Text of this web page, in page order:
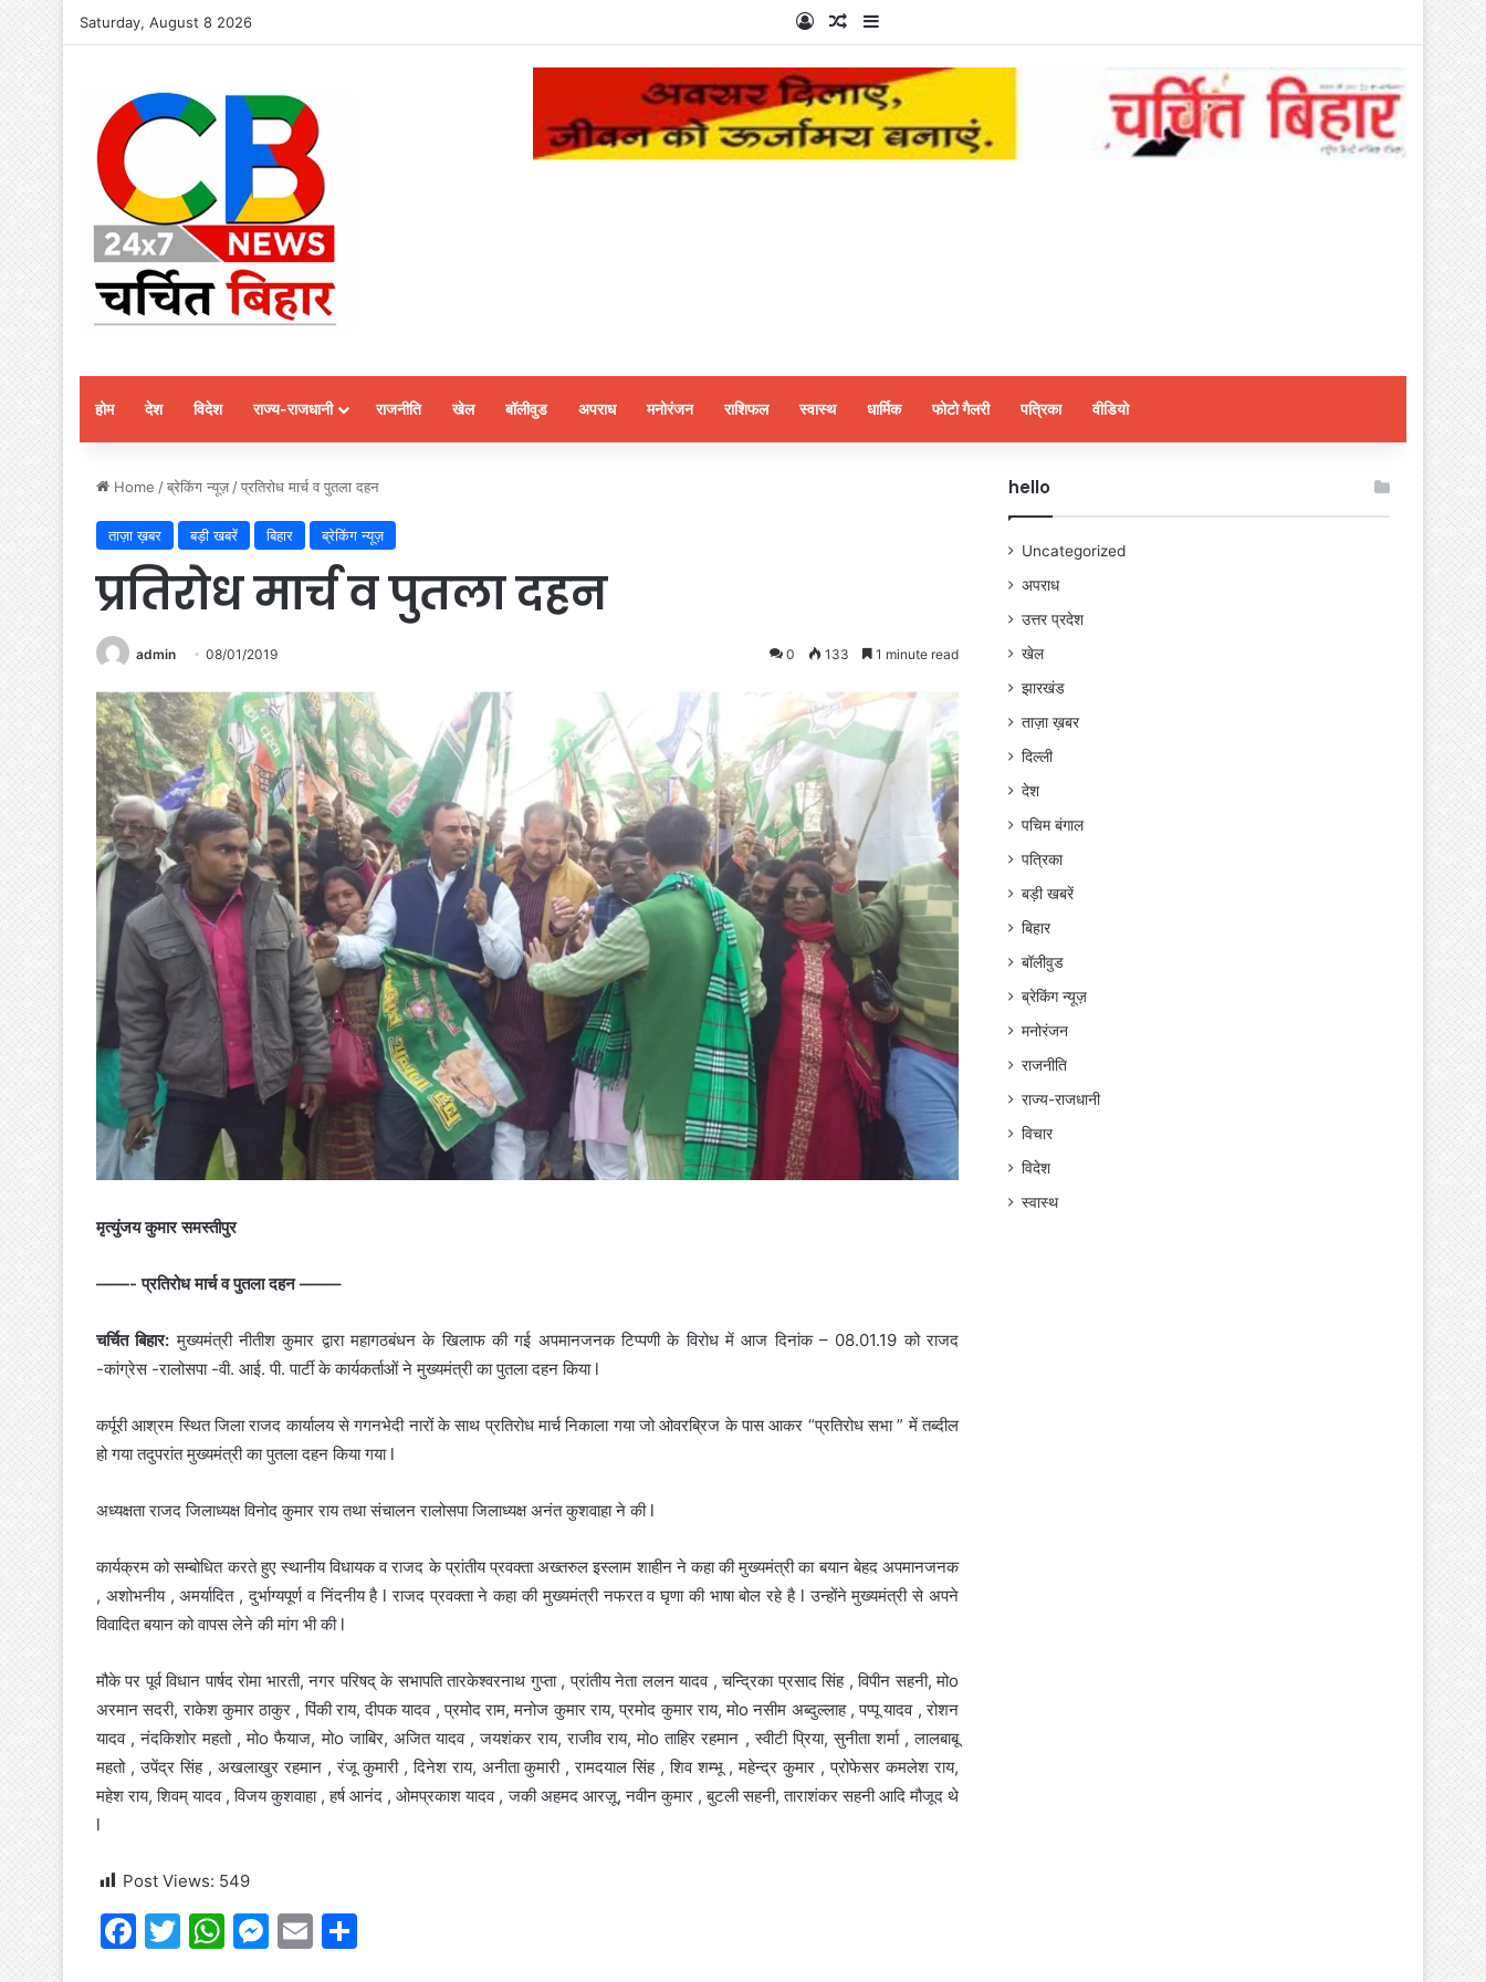
Saturday, August 8 2026 Log InRandom Article
Sidebar
होम देश विदेश राज्य-राजधानी राजनीति खेल बॉलीवुड अपराध मनोरंजन राशिफल स्वास्थ धार्मिक फोटो गैलरी पत्रिका वीडियो
Home /ब्रेकिंग न्यूज़ /प्रतिरोध मार्च व पुतला दहन
ताज़ा ख़बर बड़ी खबरें बिहार ब्रेकिंग न्यूज़
प्रतिरोध मार्च व पुतला दहन
admin 08/01/2019 0 133 1 minute read
मृत्युंजय कुमार समस्तीपुर
——- प्रतिरोध मार्च व पुतला दहन ——–
चर्चित बिहार:मुख्यमंत्री नीतीश कुमार द्वारा महागठबंधन के खिलाफ की गई अपमानजनक टिप्पणी के विरोध में आज दिनांक – 08.01.19 को राजद
-कांग्रेस -रालोसपा -वी. आई. पी. पार्टी के कार्यकर्ताओं ने मुख्यमंत्री का पुतला दहन किया l
कर्पूरी आश्रम स्थित जिला राजद कार्यालय से गगनभेदी नारों के साथ प्रतिरोध मार्च निकाला गया जो ओवरब्रिज के पास आकर “प्रतिरोध सभा ” में तब्दील
हो गया तदुपरांत मुख्यमंत्री का पुतला दहन किया गया l
अध्यक्षता राजद जिलाध्यक्ष विनोद कुमार राय तथा संचालन रालोसपा जिलाध्यक्ष अनंत कुशवाहा ने की l
कार्यक्रम को सम्बोधित करते हुए स्थानीय विधायक व राजद के प्रांतीय प्रवक्ता अख्तरुल इस्लाम शाहीन ने कहा की मुख्यमंत्री का बयान बेहद अपमानजनक
, अशोभनीय , अमर्यादित , दुर्भाग्यपूर्ण व निंदनीय है l राजद प्रवक्ता ने कहा की मुख्यमंत्री नफरत व घृणा की भाषा बोल रहे है l उन्होंने मुख्यमंत्री से अपने
विवादित बयान को वापस लेने की मांग भी की l
मौके पर पूर्व विधान पार्षद रोमा भारती, नगर परिषद् के सभापति तारकेश्वरनाथ गुप्ता , प्रांतीय नेता ललन यादव , चन्द्रिका प्रसाद सिंह , विपीन सहनी, मोo
अरमान सदरी, राकेश कुमार ठाकुर , पिंकी राय, दीपक यादव , प्रमोद राम, मनोज कुमार राय, प्रमोद कुमार राय, मोo नसीम अब्दुल्लाह , पप्पू यादव , रोशन
यादव , नंदकिशोर महतो , मोo फैयाज, मोo जाबिर, अजित यादव , जयशंकर राय, राजीव राय, मोo ताहिर रहमान , स्वीटी प्रिया, सुनीता शर्मा , लालबाबू
महतो , उपेंद्र सिंह , अखलाखुर रहमान , रंजू कुमारी , दिनेश राय, अनीता कुमारी , रामदयाल सिंह , शिव शम्भू , महेन्द्र कुमार , प्रोफेसर कमलेश राय,
महेश राय, शिवम् यादव , विजय कुशवाहा , हर्ष आनंद , ओमप्रकाश यादव , जकी अहमद आरज़ू, नवीन कुमार , बुटली सहनी, ताराशंकर सहनी आदि मौजूद थे
l
Post Views: 549
F
T
W M E
hello
Uncategorized
अपराध
उत्तर प्रदेश
खेल
झारखंड
ताज़ा ख़बर
दिल्ली
देश
पचिम बंगाल
पत्रिका
बड़ी खबरें
बिहार
बॉलीवुड
ब्रेकिंग न्यूज़
मनोरंजन
राजनीति
राज्य-राजधानी
विचार
विदेश
स्वास्थ